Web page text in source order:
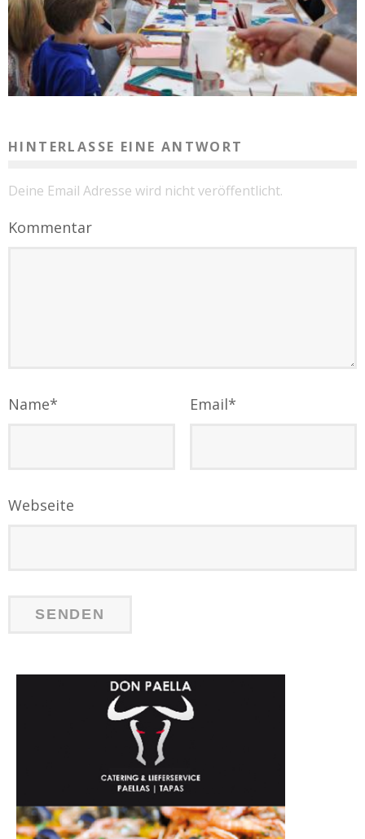
HINTERLASSE EINE ANTWORT
Deine Email Adresse wird nicht veröffentlicht.
Kommentar
Name* Email*
Webseite